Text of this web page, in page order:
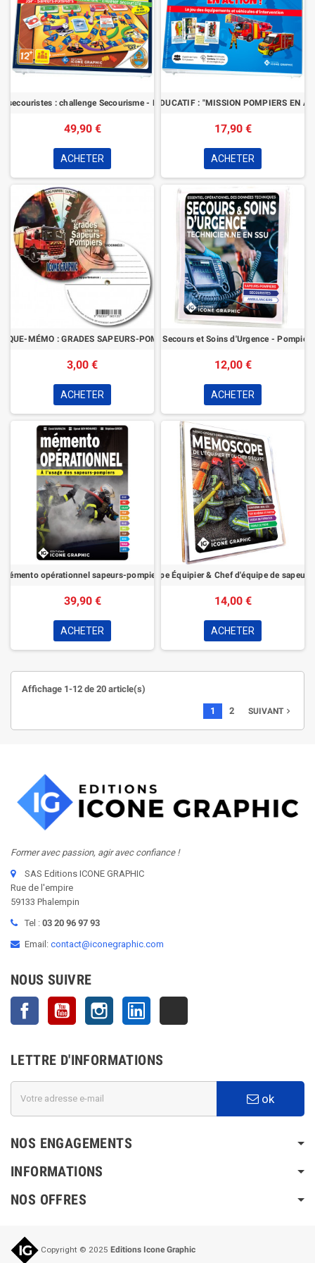
secouristes : challenge Secourisme - PSE/SSUAP
49,90 €
ACHETER
LE JEU ÉDUCATIF : "MISSION POMPIERS EN
17,90 €
ACHETER
MÉMO : GRADES SAPEURS-POMPIERS
3,00 €
ACHETER
Mémo essentiel opérationnel : Secours et Soins d'Urgence -
12,00 €
ACHETER
Mémento opérationnel sapeurs-pompiers
39,90 €
ACHETER
Mémoscope Équipier & Chef d'équipe de sapeur-
14,00 €
ACHETER
Affichage 1-12 de 20 article(s)
1 2 SUIVANTnavigate_next
Former avec passion, agir avec confiance !
SAS Editions ICONE GRAPHIC
Rue de l'empire
59133 Phalempin
Tel : 03 20 96 97 93
Email: contact@iconegraphic.com
NOUS SUIVRE
Facebook YouTube Instagram LinkedIn
LETTRE D'INFORMATIONS
ok
NOS ENGAGEMENTS
INFORMATIONS
NOS OFFRES
Copyright © 2025 Editions Icone Graphic